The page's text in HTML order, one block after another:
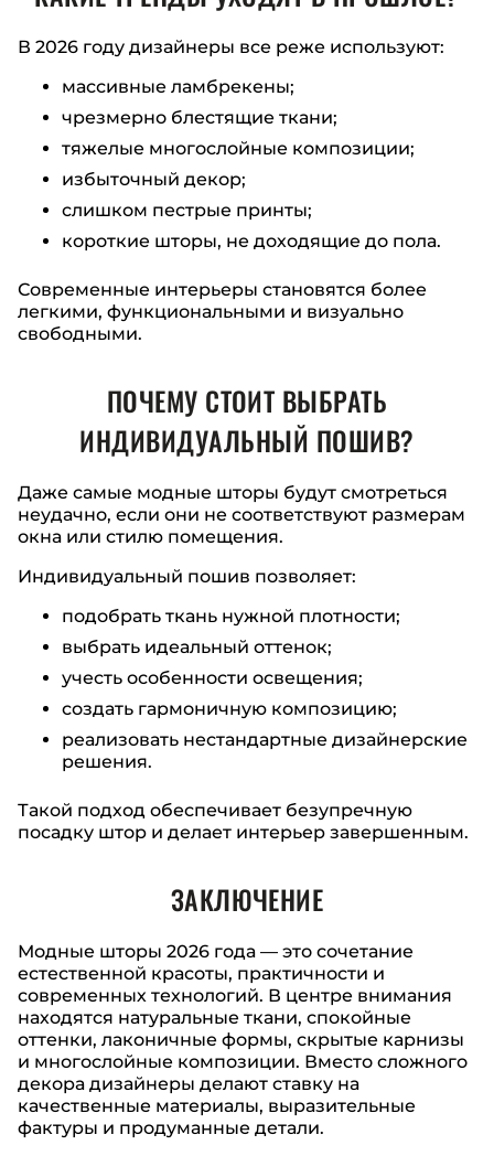
В 2026 году дизайнеры все реже используют:
массивные ламбрекены;
чрезмерно блестящие ткани;
тяжелые многослойные композиции;
избыточный декор;
слишком пестрые принты;
короткие шторы, не доходящие до пола.
Современные интерьеры становятся более
легкими, функциональными и визуально
свободными.
ПОЧЕМУ СТОИТ ВЫБРАТЬ
ИНДИВИДУАЛЬНЫЙ ПОШИВ?
Даже самые модные шторы будут смотреться
неудачно, если они не соответствуют размерам
окна или стилю помещения.
Индивидуальный пошив позволяет:
подобрать ткань нужной плотности;
выбрать идеальный оттенок;
учесть особенности освещения;
создать гармоничную композицию;
реализовать нестандартные дизайнерские
решения.
Такой подход обеспечивает безупречную
посадку штор и делает интерьер завершенным.
ЗАКЛЮЧЕНИЕ
Модные шторы 2026 года — это сочетание
естественной красоты, практичности и
современных технологий. В центре внимания
находятся натуральные ткани, спокойные
оттенки, лаконичные формы, скрытые карнизы
и многослойные композиции. Вместо сложного
декора дизайнеры делают ставку на
качественные материалы, выразительные
фактуры и продуманные детали.